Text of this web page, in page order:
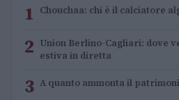
1 Chouchaa: chi è il calciatore
2 Union Berlino-Cagliari: dove
estiva in diretta
3 A quanto ammonta il